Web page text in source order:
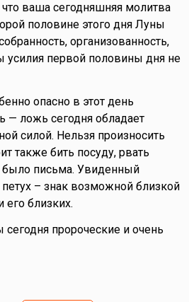
что ваша сегодняшняя молитва
половине этого дня Луны
организованность,
усилия первой половины дня не
опасно в этот день
— ложь сегодня обладает
силой. Нельзя произносить
также бить посуду, рвать
было письма. Увиденный
– знак возможной близкой
близких.
сегодня пророческие и очень